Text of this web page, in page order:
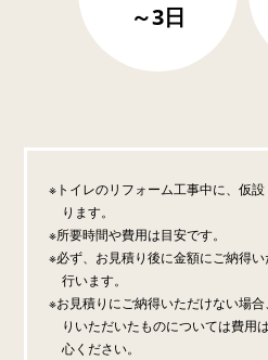
～3日
トイレのリフォーム工事中に、仮
ります。
所要時間や費用は目安です。
必ず、お見積り後に金額にご納得
行います。
お見積りにご納得いただけない場
りいただいたものについては費用
心ください。